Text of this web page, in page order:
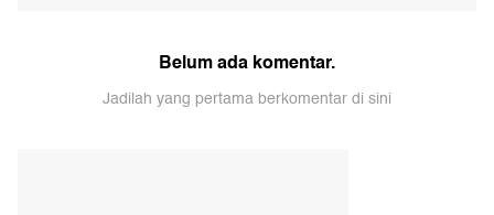
Belum ada komentar.
Jadilah yang pertama berkomentar di sini